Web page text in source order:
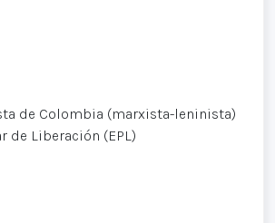
de Colombia (marxista-leninista)
de Liberación (EPL)